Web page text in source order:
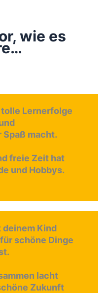
wie es
Lernerfolge
Spaß macht.
freie Zeit hat
und Hobbys.
deinem Kind
schöne Dinge
lacht
Zukunft